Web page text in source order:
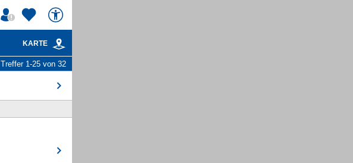
KARTE
Treffer 1-25 von 32